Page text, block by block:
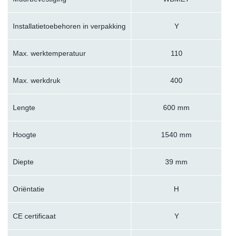
Installatietoebehoren in verpakking Y
Max. werktemperatuur 110
Max. werkdruk 400
Lengte 600 mm
Hoogte 1540 mm
Diepte 39 mm
Oriëntatie H
CE certificaat Y